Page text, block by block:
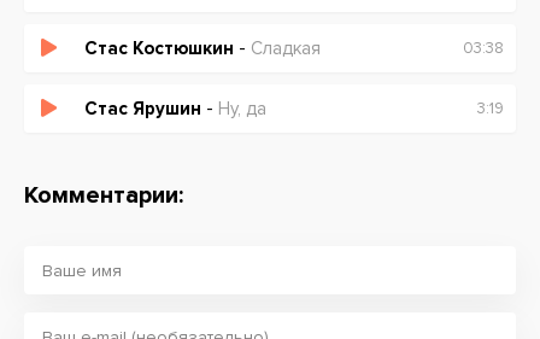
Стас Костюшкин - Сладкая 03:38
Стас Ярушин - Ну, да 3:19
Комментарии: